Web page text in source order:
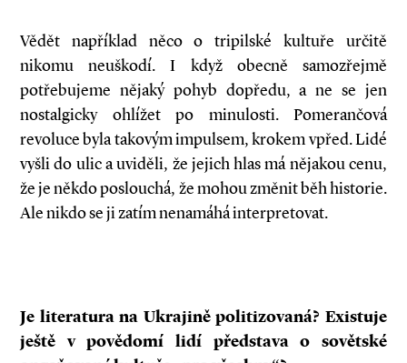
Vědět například něco o tripilské kultuře určitě
nikomu neuškodí. I když obecně samozřejmě
potřebujeme nějaký pohyb dopředu, a ne se jen
nostalgicky ohlížet po minulosti. Pomerančová
revoluce byla takovým impulsem, krokem vpřed. Lidé
vyšli do ulic a uviděli, že jejich hlas má nějakou cenu,
že je někdo poslouchá, že mohou změnit běh historie.
Ale nikdo se ji zatím nenamáhá interpretovat.
Je literatura na Ukrajině politizovaná? Existuje
ještě v povědomí lidí představa o sovětské